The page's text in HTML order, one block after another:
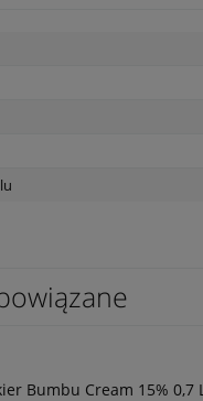
Bumbu Cream 15% 0,7 L